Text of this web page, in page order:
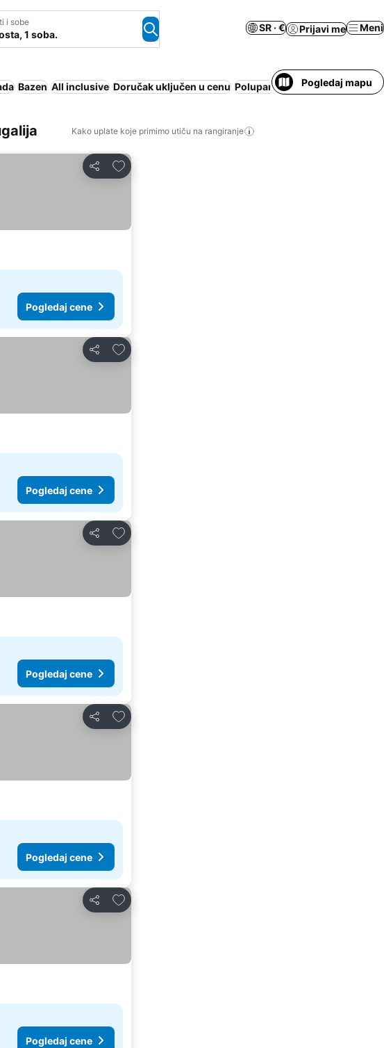
i sobe
1 soba.
SR · € Prijavi me Meni
Bazen All inclusive Doručak uključen u cenu Polupansion Plaža Apart hotel
Pogledaj mapu
Kako uplate koje primimo utiču na rangiranje
Deli
Dodati u favorite
Pogledaj cene
Deli
Dodati u favorite
Pogledaj cene
Deli
Dodati u favorite
Pogledaj cene
Deli
Dodati u favorite
Pogledaj cene
Deli
Dodati u favorite
Pogledaj cene